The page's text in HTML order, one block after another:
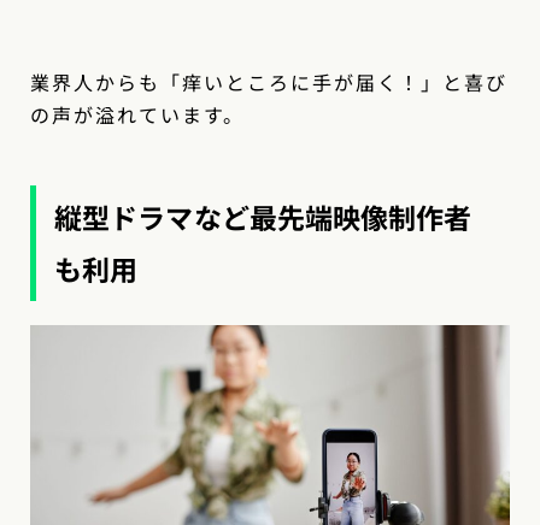
業界人からも「痒いところに手が届く！」と喜び
の声が溢れています。
縦型ドラマなど最先端映像制作者
も利用